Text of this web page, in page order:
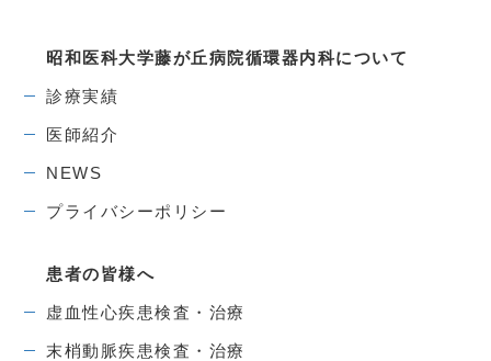
昭和医科大学藤が丘病院循環器内科について
診療実績
医師紹介
NEWS
プライバシーポリシー
患者の皆様へ
虚血性心疾患検査・治療
末梢動脈疾患検査・治療